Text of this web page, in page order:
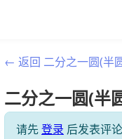
← 返回 二分之一圆(半
二分之一圆(半
请先登录 后发表评论